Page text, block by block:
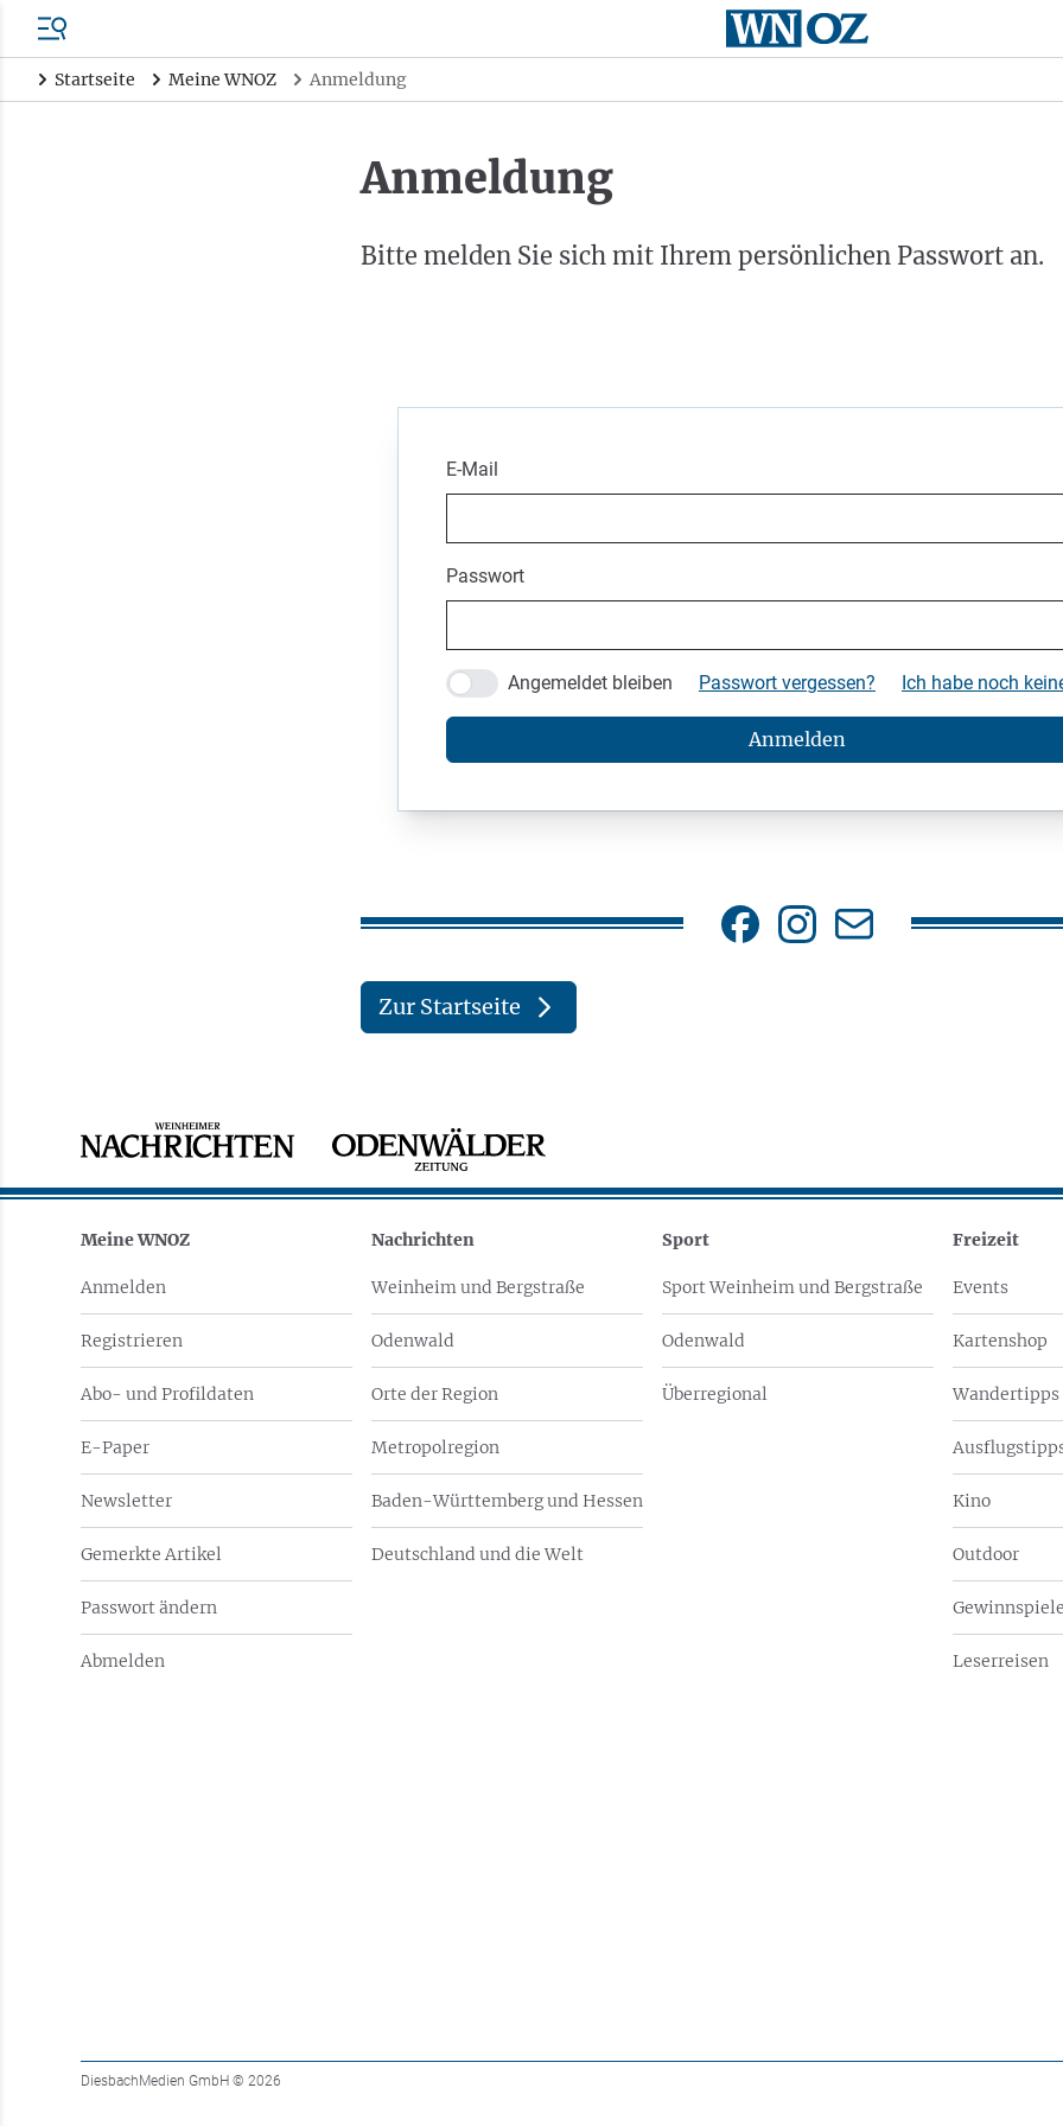
Startseite Meine WNOZ Anmeldung
Anmeldung
Bitte melden Sie sich mit Ihrem persönlichen Passwort an.
E-Mail
Passwort
Angemeldet bleiben Passwort vergessen? Ich habe noch
Anmelden
Zur Startseite
Meine WNOZ
Anmelden
Registrieren
Abo- und Profildaten
E-Paper
Newsletter
Gemerkte Artikel
Passwort ändern
Abmelden
Nachrichten
Weinheim und Bergstraße
Odenwald
Orte der Region
Metropolregion
Baden-Württemberg und Hessen
Deutschland und die Welt
Sport
Sport Weinheim und Bergstraße
Odenwald
Überregional
Freizeit
Events
Kartenshop
Wandertipps
Kino
Outdoor
Gewinnspiele
Leserreisen
DiesbachMedien GmbH © 2026